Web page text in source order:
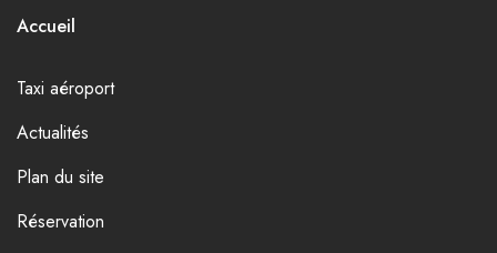
Accueil
Taxi aéroport
Actualités
Plan du site
Réservation